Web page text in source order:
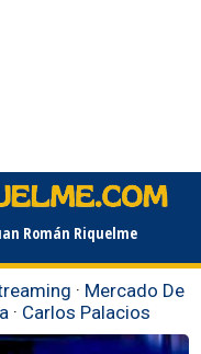
Román Riquelme
· Mercado De
· Carlos Palacios